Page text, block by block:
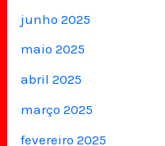
junho 2025
maio 2025
abril 2025
março 2025
fevereiro 2025